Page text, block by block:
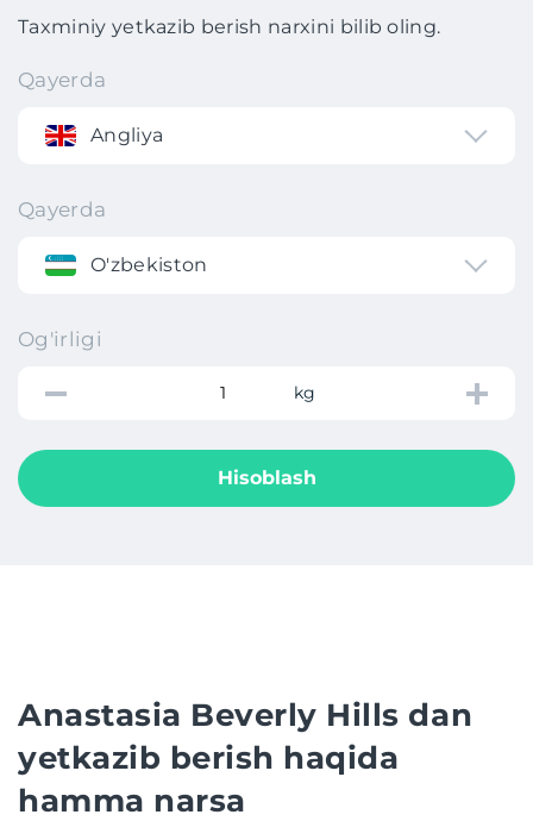
Taxminiy yetkazib berish narxini bilib oling.
Qayerda
Angliya
Qayerda
O'zbekiston
Og'irligi
kg
Hisoblash
Anastasia Beverly Hills dan
yetkazib berish haqida
hamma narsa